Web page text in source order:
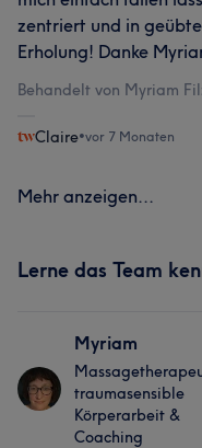
zentriert und in
Erholung! Danke
Behandelt von Myriam
Claire•vor 7 Monaten
Mehr anzeigen...
Lerne das Team
Myriam
traumasensible
Körperarbeit &
Coaching